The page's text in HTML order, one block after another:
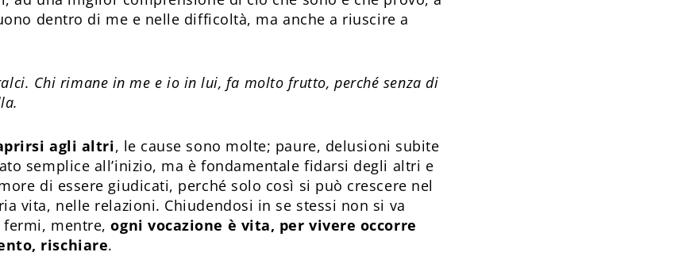
dentro di me e nelle difficoltà, ma anche a riuscire a
Chi rimane in me e io in lui, fa molto frutto, perché senza di
agli altri, le cause sono molte; paure, delusioni subite
semplice all’inizio, ma è fondamentale fidarsi degli altri e
di essere giudicati, perché solo così si può crescere nel
vita, nelle relazioni. Chiudendosi in se stessi non si va
fermi, mentre,ogni vocazione è vita, per vivere occorre
rischiare.